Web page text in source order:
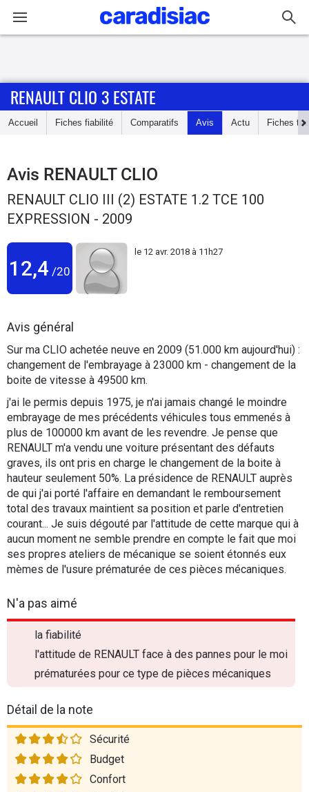
Accueil
Essais
Guide
d'achat
Utilitaires
Flottes
Services
Forum
Moto
Marques
RENAULT CLIO 3 ESTATE
Accueil Fiches fiabilité Comparatifs Avis Actu Fiches
Avis RENAULT CLIO
RENAULT CLIO III (2) ESTATE 1.2 TCE 100
EXPRESSION - 2009
12,4 /20
le 12 avr. 2018 à 11h27
Avis général
Sur ma CLIO achetée neuve en 2009 (51.000 km aujourd'hui) :
changement de l'embrayage à 23000 km - changement de la
boite de vitesse à 49500 km.
j'ai le permis depuis 1975, je n'ai jamais changé le moindre
embrayage de mes précédents véhicules tous emmenés à
plus de 100000 km avant de les revendre. Je pense que
RENAULT m'a vendu une voiture présentant des défauts
graves, ils ont pris en charge le changement de la boite à
hauteur seulement 50%. La présidence de RENAULT auprès
de qui j'ai porté l'affaire en demandant le remboursement
total des travaux maintient sa position et parle d'entretien
courant... Je suis dégouté par l'attitude de cette marque qui à
aucun moment ne semble prendre en compte le fait que moi
ses propres ateliers de mécanique se soient étonnés eux
mèmes de l'usure prématurée de ces pièces mécaniques.
N'a pas aimé
la fiabilité
l'attitude de RENAULT face à des pannes pour le moi
prématurées pour ce type de pièces mécaniques
Détail de la note
Sécurité
Budget
Confort